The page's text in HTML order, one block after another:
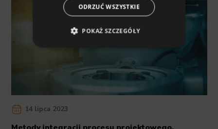
14 lipca 2023
ODRZUĆ WSZYSTKIE
POKAŻ SZCZEGÓŁY